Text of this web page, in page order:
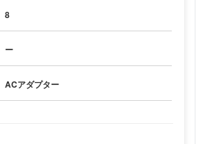
8
ー
ACアダプター